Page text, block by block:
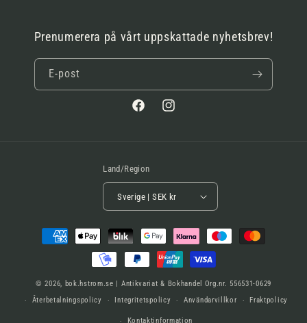
Prenumerera på vårt uppskattade nyhetsbrev!
E-post
FacebookInstagram
Land/Region
Sverige | SEK kr
Betalningsmetoder
© 2026, bok.hstrom.se | Antikvariat & Bokhandel Org.nr. 556531-0629
Återbetalningspolicy
Integritetspolicy Användarvillkor Fraktpolicy
Kontaktinformation